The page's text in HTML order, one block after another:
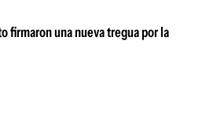
firmaron una nueva tregua por la